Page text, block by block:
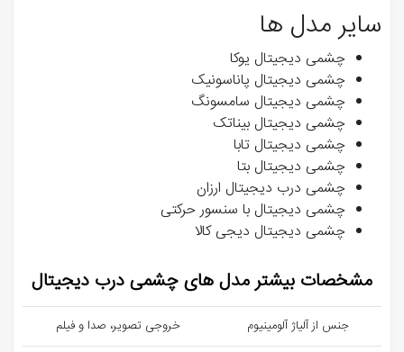
سایر مدل ها
چشمی دیجیتال یوکا
چشمی دیجیتال پاناسونیک
چشمی دیجیتال سامسونگ
چشمی دیجیتال بیناتک
چشمی دیجیتال تابا
چشمی دیجیتال بتا
چشمی درب دیجیتال ارزان
چشمی دیجیتال با سنسور حرکتی
چشمی دیجیتال دیجی کالا
مشخصات بیشتر مدل های چشمی درب دیجیتال
جنس از آلیاژ آلومینیوم
خروجی تصویر، صدا و فیلم